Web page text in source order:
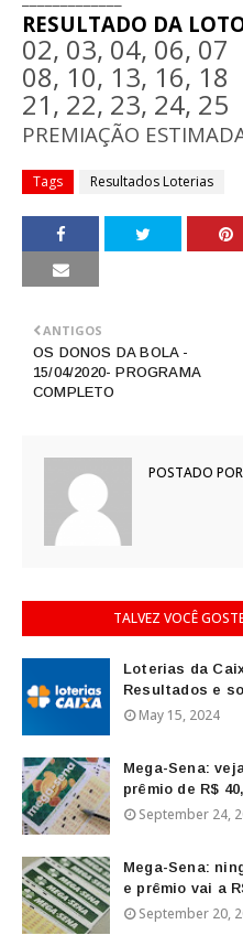
RESULTADO DA
02, 03, 04, 06, 07
08, 10, 13, 16, 18
21, 22, 23, 24, 25
PREMIAÇÃO
Tags Resultados Loterias
ANTIGOS
OS DONOS DA BOLA -
15/04/2020- PROGRAMA
COMPLETO
POSTADO POR
TALVEZ VOCÊ
Loterias da
Resultados e
May 15, 2024
Mega-Sena:
prêmio de R$
September 24,
Mega-Sena:
e prêmio vai a
September 20,